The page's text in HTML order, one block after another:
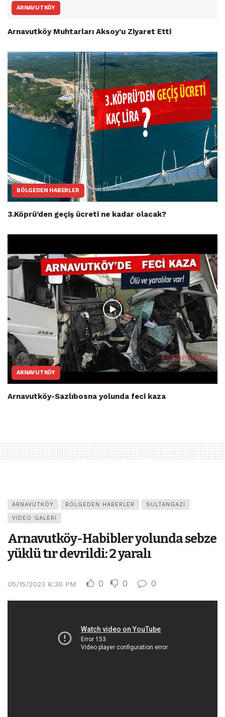
ARNAVUTKÖY
Arnavutköy Muhtarları Aksoy’u Ziyaret Etti
BÖLGEDEN HABERLER
3.Köprü’den geçiş ücreti ne kadar olacak?
ARNAVUTKÖY
Arnavutköy-Sazlıbosna yolunda feci kaza
ARNAVUTKÖY BÖLGEDEN HABERLER SULTANGAZI
VIDEO GALERI
Arnavutköy-Habibler yolunda sebze
yüklü tır devrildi: 2 yaralı
05/15/2023 8:30 PM 0 0 0